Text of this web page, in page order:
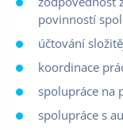
povinností
účtování
koordinace
spolupráce na
spolupráce s